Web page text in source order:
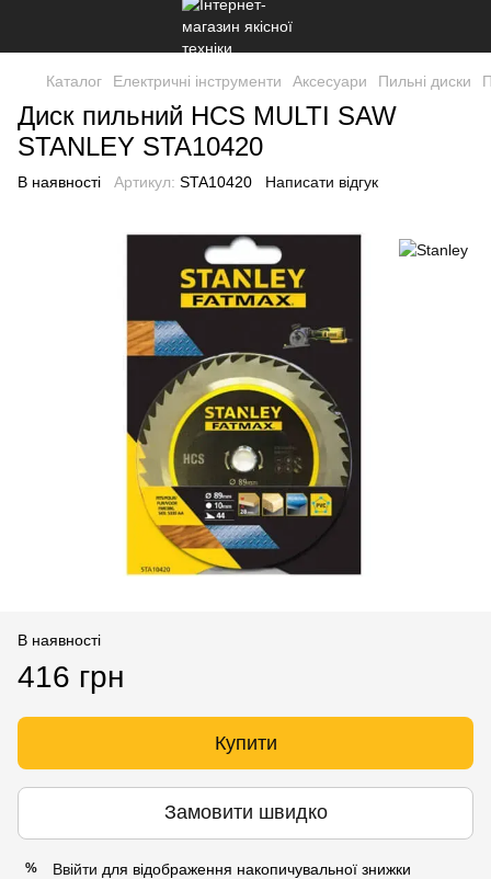
Каталог Електричні інструменти Аксесуари Пильні диски
Диск пильний HCS MULTI SAW
STANLEY STA10420
В наявності Артикул: STA10420 Написати відгук
В наявності
416 грн
Купити
Замовити швидко
% Ввійти для відображення накопичувальної знижки